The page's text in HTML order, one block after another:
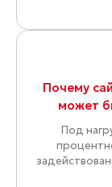
Почему
может
Под